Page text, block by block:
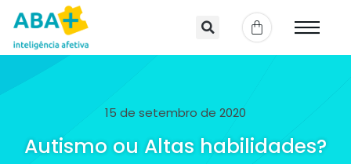
15 de setembro de 2020
Autismo ou Altas habilidades?